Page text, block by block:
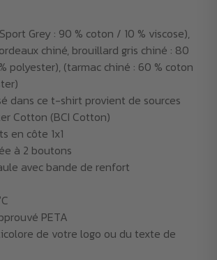
Grey : 90 % coton / 10 % viscose),
chiné, brouillard gris chiné : 80
polyester), (tarmac chiné : 60 % coton
dans ce t-shirt provient de sources
Cotton (BCI Cotton)
en côte 1x1
à 2 boutons
avec bande de renfort
PETA
de votre logo ou du texte de